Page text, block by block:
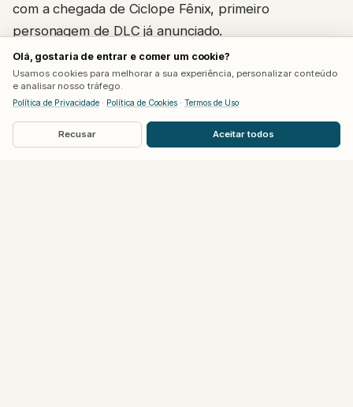
com a chegada de Ciclope Fênix, primeiro
personagem de DLC já anunciado.
A avaliação leva em conta consistência em combate,
variedade de ferramentas ofensivas e defensivas e o
quanto como assistência. Personagens no topo da
Olá, gostaria de entrar e comer um cookie?
Usamos cookies para melhorar a sua experiência, personalizar conteúdo
e analisar nosso tráfego.
Política de Privacidade · Política de Cookies · Termos de Uso
Recusar Aceitar todos